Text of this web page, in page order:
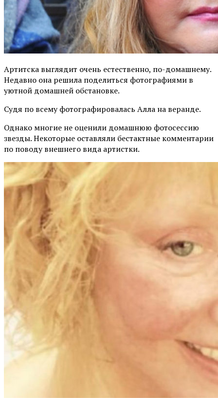
Артитска выглядит очень естественно, по-домашнему.
Недавно она решила поделиться фотографиями в
уютной домашней обстановке.
Судя по всему фотографировалась Алла на веранде.
Однако многие не оценили домашнюю фотосессию
звезды. Некоторые оставляли бестактные комментарии
по поводу внешнего вида артистки.